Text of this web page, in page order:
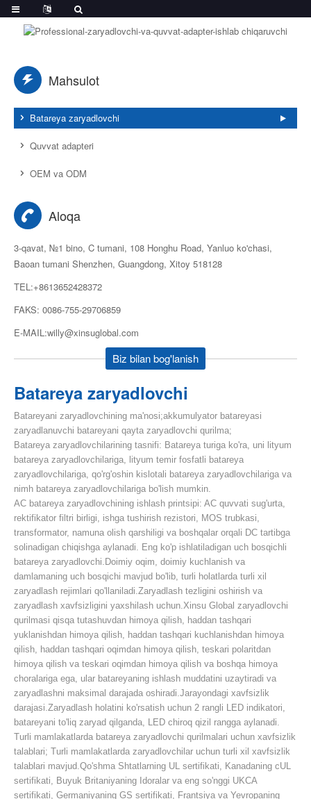
Mahsulot
Batareya zaryadlovchi
Quvvat adapteri
OEM va ODM
Aloqa
3-qavat, №1 bino, C tumani, 108 Honghu Road, Yanluo ko'chasi,
Baoan tumani Shenzhen, Guangdong, Xitoy 518128
TEL:+8613652428372
FAKS: 0086-755-29706859
E-MAIL:willy@xinsuglobal.com
Biz bilan bog'lanish
Batareya zaryadlovchi
Batareyani zaryadlovchining ma'nosi;akkumulyator batareyasi
zaryadlanuvchi batareyani qayta zaryadlovchi qurilma;
Batareya zaryadlovchilarining tasnifi: Batareya turiga ko'ra, uni lityum
batareya zaryadlovchilariga, lityum temir fosfatli batareya
zaryadlovchilariga, qo'rg'oshin kislotali batareya zaryadlovchilariga va
nimh batareya zaryadlovchilariga bo'lish mumkin.
AC batareya zaryadlovchining ishlash printsipi: AC quvvati sug'urta,
rektifikator filtri birligi, ishga tushirish rezistori, MOS trubkasi,
transformator, namuna olish qarshiligi va boshqalar orqali DC tartibga
solinadigan chiqishga aylanadi. Eng ko'p ishlatiladigan uch bosqichli
batareya zaryadlovchi.Doimiy oqim, doimiy kuchlanish va
damlamaning uch bosqichi mavjud bo'lib, turli holatlarda turli xil
zaryadlash rejimlari qo'llaniladi.Zaryadlash tezligini oshirish va
zaryadlash xavfsizligini yaxshilash uchun.Xinsu Global zaryadlovchi
qurilmasi qisqa tutashuvdan himoya qilish, haddan tashqari
yuklanishdan himoya qilish, haddan tashqari kuchlanishdan himoya
qilish, haddan tashqari oqimdan himoya qilish, teskari polaritdan
himoya qilish va teskari oqimdan himoya qilish va boshqa himoya
choralariga ega, ular batareyaning ishlash muddatini uzaytiradi va
zaryadlashni maksimal darajada oshiradi.Jarayondagi xavfsizlik
darajasi.Zaryadlash holatini ko'rsatish uchun 2 rangli LED indikatori,
batareyani to'liq zaryad qilganda, LED chiroq qizil rangga aylanadi.
Turli mamlakatlarda batareya zaryadlovchi qurilmalari uchun xavfsizlik
talablari; Turli mamlakatlarda zaryadlovchilar uchun turli xil xavfsizlik
talablari mavjud.Qo'shma Shtatlarning UL sertifikati, Kanadaning cUL
sertifikati, Buyuk Britaniyaning Idoralar va eng so'nggi UKCA
sertifikati, Germaniyaning GS sertifikati, Frantsiya va Yevropaning